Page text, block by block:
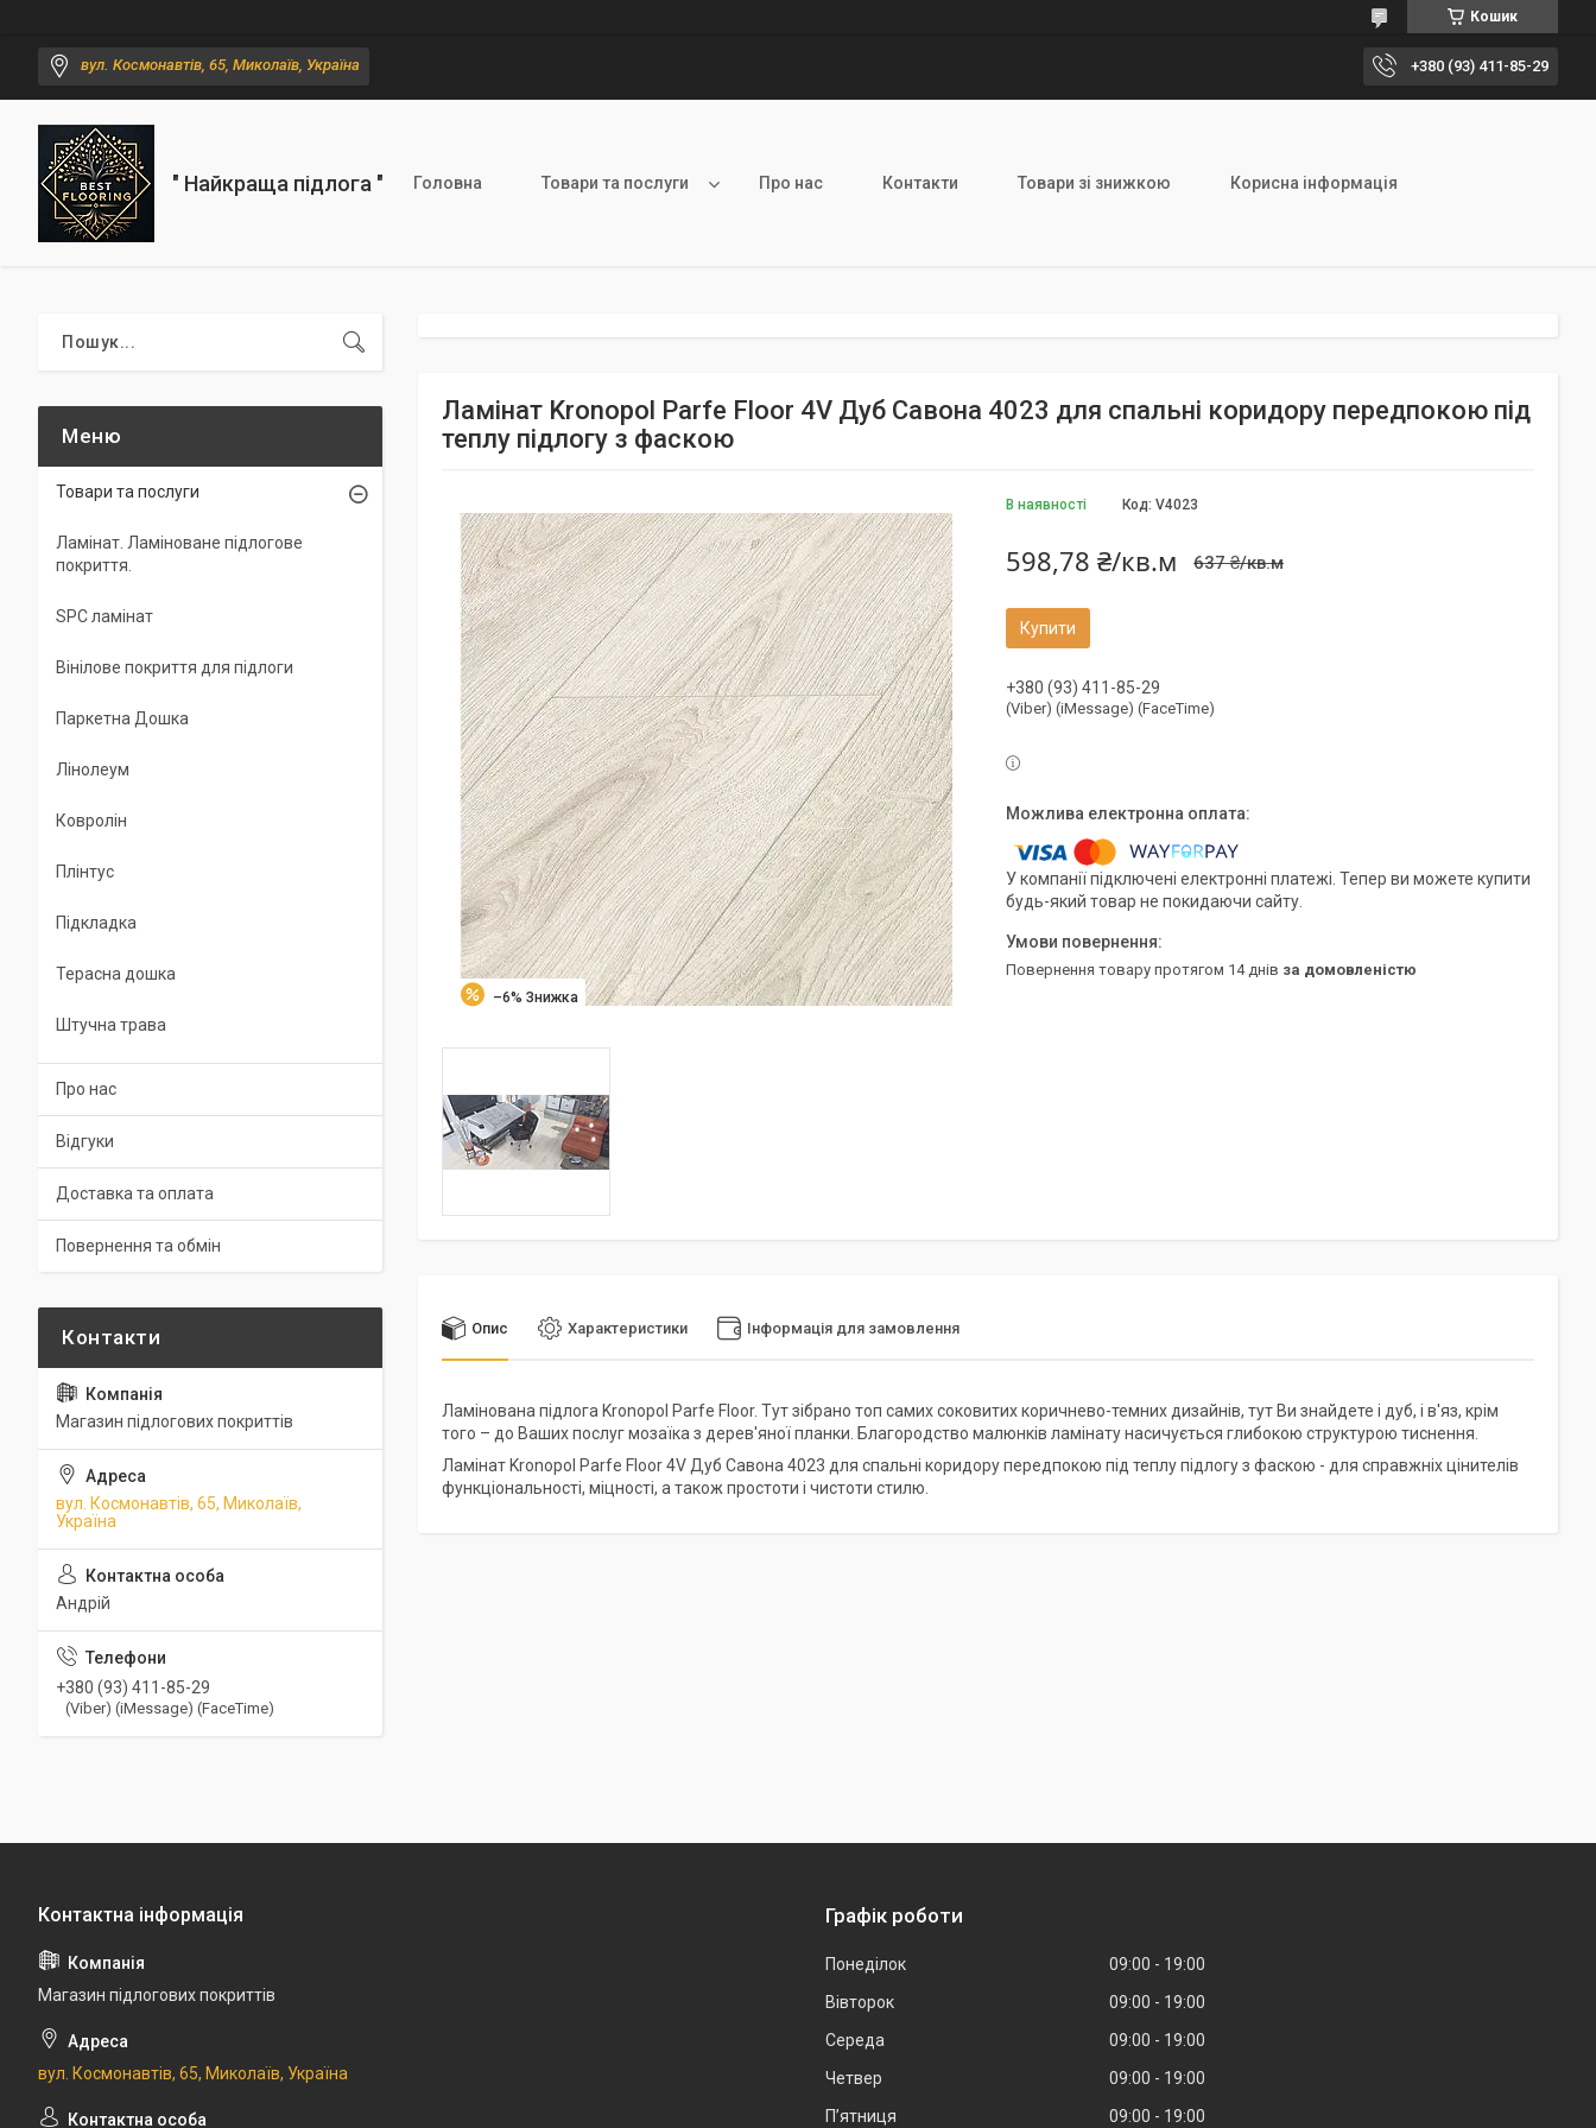
Кошик
вул. Космонавтів, 65, Миколаїв, Україна +380 (93) 411-85-29
" Найкраща підлога " Головна Товари та послуги Про нас Контакти Товари зі знижкою Корисна інформація
Ламінат Kronopol Parfe Floor 4V Дуб Савона 4023 для спальні коридору передпокою під
теплу підлогу з фаскою
–6%
В наявності Код: V4023
637 ₴/кв.м
598,78 ₴/кв.м
Купити
+380 (93) 411-85-29
(Viber) (iMessage) (FaceTime)
У компанії підключені електронні платежі. Тепер ви можете купити
будь-який товар не покидаючи сайту.
повернення товару протягом 14 днів за домовленістю
Опис Характеристики Інформація для замовлення
Ламінована підлога Kronopol Parfe Floor. Тут зібрано топ самих соковитих коричнево-темних дизайнів, тут Ви знайдете і дуб, і в'яз, крім
того – до Ваших послуг мозаїка з дерев'яної планки. Благородство малюнків ламінату насичується глибокою структурою тиснення.
Ламінат Kronopol Parfe Floor 4V Дуб Савона 4023 для спальні коридору передпокою під теплу підлогу з фаскою - для справжніх цінителів
функціональності, міцності, а також простоти і чистоти стилю.
Товари та послуги
Ламінат. Ламіноване підлогове
покриття.
SPC ламінат
Вінілове покриття для підлоги
Паркетна Дошка
Лінолеум
Ковролін
Плінтус
Підкладка
Терасна дошка
Штучна трава
Про нас
Відгуки
Доставка та оплата
Повернення та обмін
Магазин підлогових покриттів
вул. Космонавтів, 65, Миколаїв,
Україна
Андрій
+380 (93) 411-85-29
(Viber) (iMessage) (FaceTime)
Магазин підлогових покриттів
вул. Космонавтів, 65, Миколаїв, Україна
Графік роботи
Понеділок 09:00
19:00
Вівторок
09:00
19:00
Середа
09:00
19:00
Четвер
09:00
19:00
Пʼятниця
09:00 19:00